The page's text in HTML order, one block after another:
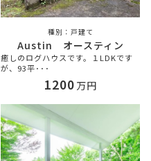
戸建て
Austin オースティン
癒しのログハウスです。１LDKです
が、93平･･･
1200 万円